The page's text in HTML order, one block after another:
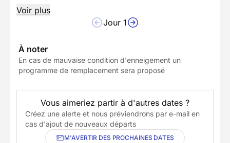
Voir plus
Jour 1
À noter
En cas de mauvaise condition d'enneigement un
programme de remplacement sera proposé
Vous aimeriez partir à d'autres dates ?
Créez une alerte et nous préviendrons par e-mail en
cas d'ajout de nouveaux départs
M'AVERTIR DES PROCHAINES DATES